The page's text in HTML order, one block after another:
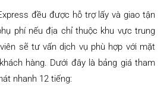
đều được hỗ trợ lấy và giao tận
phí nếu địa chỉ thuộc khu vực trung
sẽ tư vấn dịch vụ phù hợp với mặt
hàng. Dưới đây là bảng giá tham
nhanh 12 tiếng: